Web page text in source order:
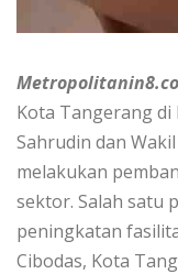
Kota Tangerang di
Sahrudin dan
melakukan
sektor. Salah satu
peningkatan
Cibodas, Kota